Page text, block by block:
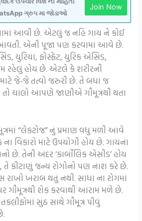
ગ્રુપ મા જોડાઓ
Join Now
આવી છે. એટલું જ નહિ ગાય ને કોઈ
આવતી. એની પૂજા પણ કરવામાં આવે છે.
યુરિયા, ફોસ્ફેટ, યુરિક એસિડ,
રહેલું હોય છે. એટલે કે શરીરની
જે-જે તત્વો જરુરી છે. તે બધાં જ
તો ચાલો આપણે જાણીએ ગૌમૂત્રથી થતા
“લેકટોજ” નું પ્રમાણ વધુ મળી આવે
વિકારો માટે ઉપયોગી હોય છે. ગાયના
છે. તેની અંદર ‘કાર્બોલિક એસીડ’ હોય
કીટાણું જન્ય રોગોનો પણ નાશ કરે છે.
રાખો ખરાબ થતું નથી. સાંધા ના રોગમાં
ગૌમૂત્રથી શેક કરવાથી આરામ મળે છે.
સુંઠ સાથે ગૌમૂત્ર પીવું